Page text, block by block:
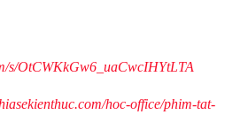
s/OtCWKkGw6_uaCwcIHYtLTA
hoc-office/phim-tat-